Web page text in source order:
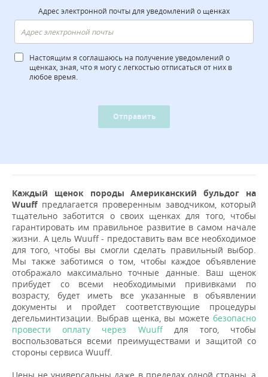
Адрес электронной почты для уведомлений о щенках
Настоящим я соглашаюсь на получение уведомлений о
щенках, зная, что я могу с легкостью отписаться от них в
любое время.
Отправить
Каждый щенок породы Американский бульдог на
Wuuffпредлагается проверенным заводчиком, который
тщательно заботится о своих щенках для того, чтобы
гарантировать им правильное развитие в самом начале
жизни. А цель Wuuff - предоставить вам все необходимое
для того, чтобы вы смогли сделать правильный выбор.
Мы также заботимся о том, чтобы каждое объявление
отображало максимально точные данные. Ваш щенок
прибудет со всеми необходимыми прививками по
возрасту, будет иметь все указанные в объявлении
документы и пройдет соответствующие процедуры
дегельминтизации. Выбрав щенка, вы можете безопасно
провести оплату через Wuuffдля того, чтобы
воспользоваться всеми преимуществами и защитой со
стороны сервиса Wuuff.
Цены не универсальны даже в пределах одной страны, а